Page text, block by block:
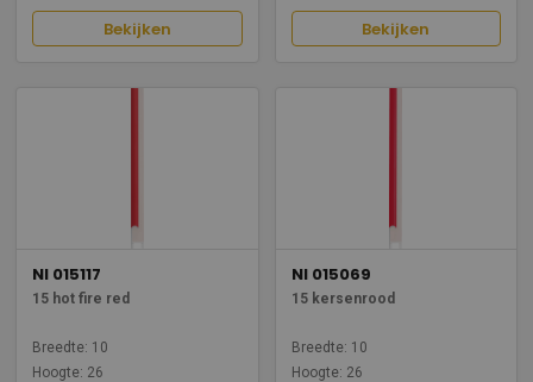
Bekijken Bekijken
NI 015117
15 hot fire red
Breedte: 10
Hoogte: 26
NI 015069
15 kersenrood
Breedte: 10
Hoogte: 26